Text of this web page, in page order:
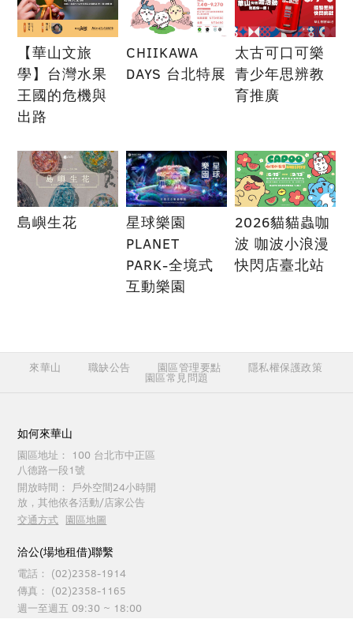
【華山文旅
學】台灣水果
王國的危機與
出路
CHIIKAWA
DAYS 台北特展
太古可口可樂
青少年思辨教
育推廣
島嶼生花
星球樂園
PLANET
PARK-全境式
互動樂園
2026貓貓蟲咖
波 咖波小浪漫
快閃店臺北站
來華山 職缺公告 園區管理要點 隱私權保護政策
園區常見問題
如何來華山
園區地址：
100 台北市中正區
八德路一段1號
開放時間：
戶外空間24小時開
放，其他依各活動/店家公告
交通方式 園區地圖
洽公(場地租借)聯繫
電話：
(02)2358-1914
傳真：
(02)2358-1165
週一至週五 09:30 ~ 18:00